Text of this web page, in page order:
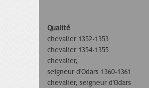
Qualité
chevalier 1352-1353
chevalier 1354-1355
chevalier,
seigneur d'Odars 1360-1361
chevalier, seigneur d'Odars